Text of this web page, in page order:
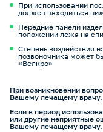
При использовании
должен находиться
Передние панели
положении лежа на
Степень воздействия
позвоночника может
«Велкро»
При возникновении
Вашему лечащему врачу.
Если в период
или другие неприятные
Вашему лечащему врачу.